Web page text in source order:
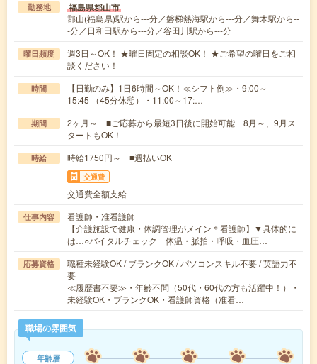
勤務地 福島県郡山市
郡山(福島県)駅から---分／磐梯熱海駅から---分／舞木駅から--
-分／日和田駅から---分／谷田川駅から---分
曜日頻度
週3日～OK！ ★曜日固定の相談OK！ ★ご希望の曜日をご相
談ください！
時間
【日勤のみ】1日6時間～OK！≪シフト例≫・9:00～
15:45 （45分休憩）・11:00～17:…
期間
2ヶ月～ ■ご応募から最短3日後に開始可能 8月～、9月ス
タートもOK！
時給 時給1750円～ ■週払いOK
交通費
交通費全額支給
仕事内容
看護師・准看護師
【介護施設で健康・体調管理がメイン＊看護師】▼具体的に
は…○バイタルチェック 体温・脈拍・呼吸・血圧…
応募資格
職種未経験OK / ブランクOK / パソコンスキル不要 / 英語力不
要
≪履歴書不要≫・年齢不問（50代・60代の方も活躍中！）・
未経験OK・ブランクOK・看護師資格（准看…
職場の雰囲気
年齢層